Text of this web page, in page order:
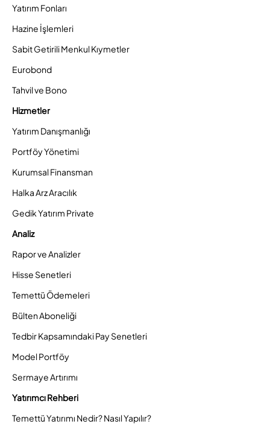
Yatırım Fonları
Hazine İşlemleri
Sabit Getirili Menkul Kıymetler
Eurobond
Tahvil ve Bono
Hizmetler
Yatırım Danışmanlığı
Portföy Yönetimi
Kurumsal Finansman
Halka Arz Aracılık
Gedik Yatırım Private
Analiz
Rapor ve Analizler
Hisse Senetleri
Temettü Ödemeleri
Bülten Aboneliği
Tedbir Kapsamındaki Pay Senetleri
Model Portföy
Sermaye Artırımı
Yatırımcı Rehberi
Temettü Yatırımı Nedir? Nasıl Yapılır?